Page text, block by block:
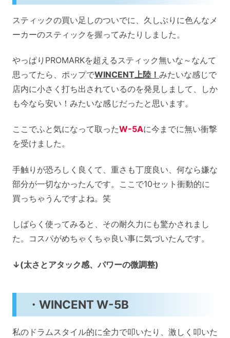
スティックの買い足しのついでに、久しぶりに色んなメ
ーカーのスティックを握ってみたりしました。
やっぱりPROMARKを超えるスティック無いな～なんて
思ってたら、ポップでWINCENT上陸！ みたいな感じで
店内に小さく打ち出されているのを発見しまして、しか
も今なら安い！みたいな感じだったと思います。
ここでふと気になって取ったW-5Aに今までに無い衝撃
を受けました。
手触りが恐ろしく良くて、重さも丁度良い、何なら嫌な
部分が一切なかったんです。ここで10セット衝動的に
買っちゃうんですよね。笑
しばらく使ってみると、その耐久力にも驚かされまし
た。コスパがめちゃくちゃ良い事に気づいたんです。
↓(太さとアタック感、パワーの微調整)
・WINCENT W-5B
私のドラムスタイル的に全力で叩いたり、激しく叩いた